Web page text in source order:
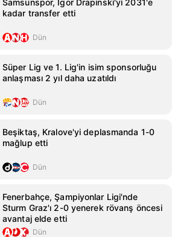
Samsunspor, Igor Drapinski'yi 2031'e
kadar transfer etti
Dün
Süper Lig ve 1. Lig'in isim sponsorluğu
anlaşması 2 yıl daha uzatıldı
Dün
Beşiktaş, Kralove'yi deplasmanda 1-0
mağlup etti
Dün
Fenerbahçe, Şampiyonlar Ligi'nde
Sturm Graz'ı 2-0 yenerek rövanş öncesi
avantaj elde etti
Dün